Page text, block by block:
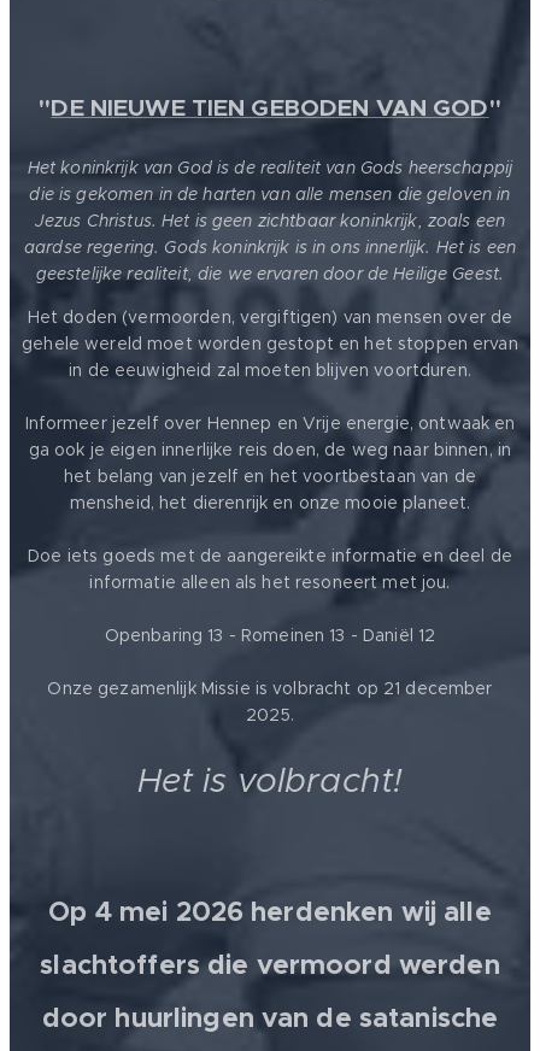
"DE NIEUWE TIEN GEBODEN VAN GOD"
Het koninkrijk van God is de realiteit van Gods heerschappij
die is gekomen in de harten van alle mensen die geloven in
Jezus Christus. Het is geen zichtbaar koninkrijk, zoals een
aardse regering. Gods koninkrijk is in ons innerlijk. Het is een
geestelijke realiteit, die we ervaren door de Heilige Geest.
Het doden (vermoorden, vergiftigen) van mensen over de
gehele wereld moet worden gestopt en het stoppen ervan
in de eeuwigheid zal moeten blijven voortduren.
Informeer jezelf over Hennep en Vrije energie, ontwaak en
ga ook je eigen innerlijke reis doen, de weg naar binnen, in
het belang van jezelf en het voortbestaan van de
mensheid, het dierenrijk en onze mooie planeet.
Doe iets goeds met de aangereikte informatie en deel de
informatie alleen als het resoneert met jou.
Openbaring 13 - Romeinen 13 - Daniël 12
Onze gezamenlijk Missie is volbracht op 21 december
2025.
Het is volbracht!
Op 4 mei 2026 herdenken wij alle
slachtoffers die vermoord werden
door huurlingen van de satanische